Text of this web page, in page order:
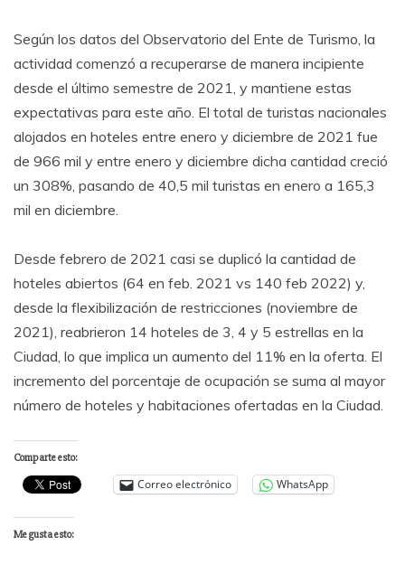
Según los datos del Observatorio del Ente de Turismo, la
actividad comenzó a recuperarse de manera incipiente
desde el último semestre de 2021, y mantiene estas
expectativas para este año. El total de turistas nacionales
alojados en hoteles entre enero y diciembre de 2021 fue
de 966 mil y entre enero y diciembre dicha cantidad creció
un 308%, pasando de 40,5 mil turistas en enero a 165,3
mil en diciembre.
Desde febrero de 2021 casi se duplicó la cantidad de
hoteles abiertos (64 en feb. 2021 vs 140 feb 2022) y,
desde la flexibilización de restricciones (noviembre de
2021), reabrieron 14 hoteles de 3, 4 y 5 estrellas en la
Ciudad, lo que implica un aumento del 11% en la oferta. El
incremento del porcentaje de ocupación se suma al mayor
número de hoteles y habitaciones ofertadas en la Ciudad.
Comparte esto:
Correo electrónico WhatsApp
Me gusta esto: